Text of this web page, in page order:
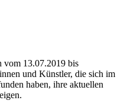
vom 13.07.2019 bis
und Künstler, die sich im
haben, ihre aktuellen